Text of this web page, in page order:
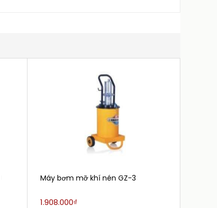
Máy bơm mỡ khí nén GZ-3
1.908.000₫